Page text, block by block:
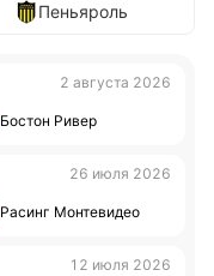
Пеньяроль
2 августа 2026
Бостон Ривер
26 июля 2026
Расинг Монтевидео
12 июля 2026